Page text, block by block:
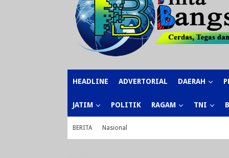
HEADLINE ADVERTORIAL DAERAH
JATIM POLITIK RAGAM TNI
BERITA Nasional